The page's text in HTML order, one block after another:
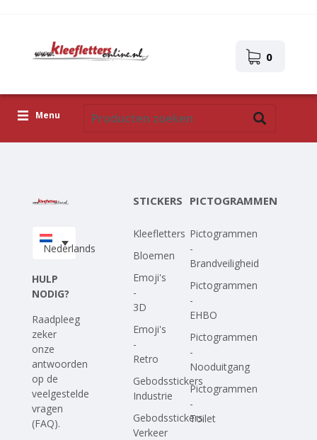
0
Menu
Upload je eigen ontwerp
Nederlands
HULP
NODIG?
Raadpleeg
zeker
onze
antwoorden
op de
veelgestelde
vragen
(FAQ).
STICKERS
Kleefletters
Bloemen
Emoji's
-
3D
Emoji's
-
Retro
Gebodsstickers
Industrie
Gebodsstickers
Verkeer
PICTOGRAMMEN
Pictogrammen
-
Brandveiligheid
Pictogrammen
-
EHBO
Pictogrammen
-
Nooduitgang
Pictogrammen
-
Toilet